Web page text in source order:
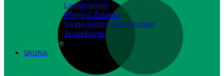
Loungemöbel
Pflege & Zubehör
Sonderposten Gartenmöbel
Strandkörbe
Close
SAUNA